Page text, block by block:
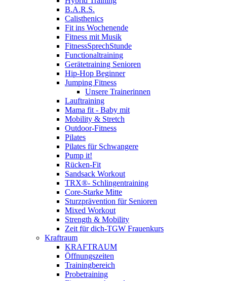
B.A.R.S.
Calisthenics
Fit ins Wochenende
Fitness mit Musik
FitnessSprechStunde
Functionaltraining
Gerätetraining Senioren
Hip-Hop Beginner
Jumping Fitness
Unsere Trainerinnen
Lauftraining
Mama fit - Baby mit
Mobility & Stretch
Outdoor-Fitness
Pilates
Pilates für Schwangere
Pump it!
Rücken-Fit
Sandsack Workout
TRX®- Schlingentraining
Core-Starke Mitte
Sturzprävention für Senioren
Mixed Workout
Strength & Mobility
Zeit für dich-TGW Frauenkurs
Kraftraum
KRAFTRAUM
Öffnungszeiten
Trainingbereich
Probetraining